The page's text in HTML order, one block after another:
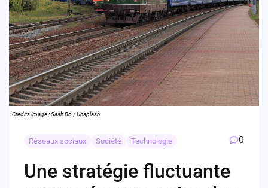
Credits image : Sash Bo / Unsplash
Réseaux sociaux Société Technologie 0
Une stratégie fluctuante